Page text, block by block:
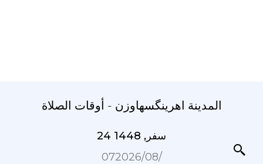
المدينة اهرینگسهاوزن - أوقات الصلاة
24 سفر, 1448
07‏/08‏/2026